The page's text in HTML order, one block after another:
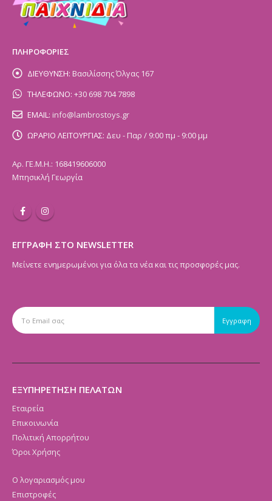
ΠΛΗΡΟΦΟΡΙΕΣ
ΔΙΕΥΘΥΝΣΗ: Βασιλίσσης Όλγας 167
ΤΗΛΕΦΩΝΟ: +30 698 704 7898
EMAIL: info@lambrostoys.gr
ΩΡΑΡΙΟ ΛΕΙΤΟΥΡΓΙΑΣ: Δευ - Παρ / 9:00 πμ - 9:00 μμ
Αρ. ΓΕ.Μ.Η.: 168419606000
Μπησικλή Γεωργία
ΕΓΓΡΑΦΗ ΣΤΟ NEWSLETTER
Μείνετε ενημερωμένοι για όλα τα νέα και τις προσφορές μας.
ΕΞΥΠΗΡΕΤΗΣΗ ΠΕΛΑΤΩΝ
Εταιρεία
Επικοινωνία
Πολιτική Απορρήτου
Όροι Χρήσης
Ο λογαριασμός μου
Επιστροφές